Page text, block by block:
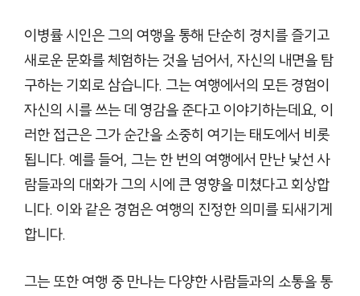
이병률 시인은 그의 여행을 통해 단순히 경치를 즐기고
새로운 문화를 체험하는 것을 넘어서, 자신의 내면을 탐
구하는 기회로 삼습니다. 그는 여행에서의 모든 경험이
자신의 시를 쓰는 데 영감을 준다고 이야기하는데요, 이
러한 접근은 그가 순간을 소중히 여기는 태도에서 비롯
됩니다. 예를 들어, 그는 한 번의 여행에서 만난 낯선 사
람들과의 대화가 그의 시에 큰 영향을 미쳤다고 회상합
니다. 이와 같은 경험은 여행의 진정한 의미를 되새기게
합니다.
그는 또한 여행 중 만나는 다양한 사람들과의 소통을 통